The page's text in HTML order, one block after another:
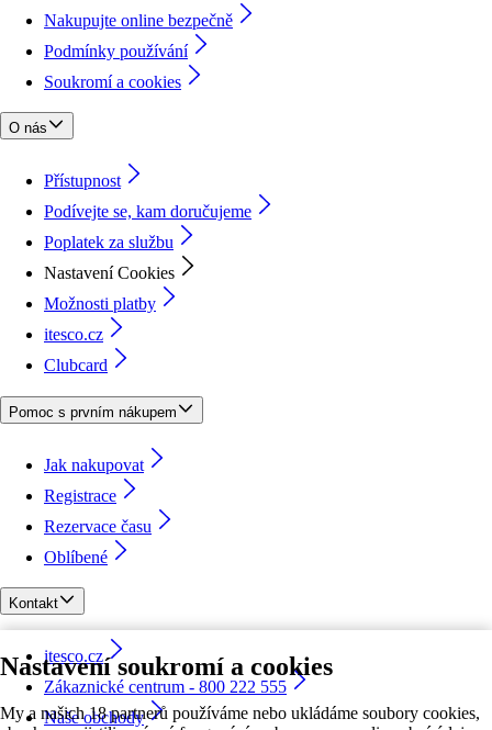
Nastavení soukromí a cookies
My a našich 18 partnerů používáme nebo ukládáme soubory cookies,
Nakupujte online bezpečně
Podmínky používání
Soukromí a cookies
O nás
Přístupnost
Podívejte se, kam doručujeme
Poplatek za službu
Nastavení Cookies
Možnosti platby
itesco.cz
Clubcard
Pomoc s prvním nákupem
Jak nakupovat
Registrace
Rezervace času
Oblíbené
Kontakt
itesco.cz
Zákaznické centrum - 800 222 555
Naše obchody